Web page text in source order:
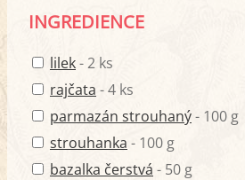
INGREDIENCE
lilek- 2 ks
rajčata - 4 ks
parmazán strouhaný- 100 g
strouhanka - 100 g
bazalka čerstvá - 50 g